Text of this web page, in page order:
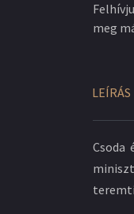
meg
LEÍRÁS
Csoda
teremti